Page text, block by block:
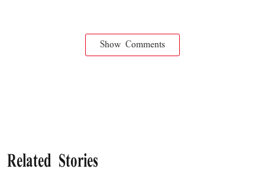
Show Comments
Related Stories